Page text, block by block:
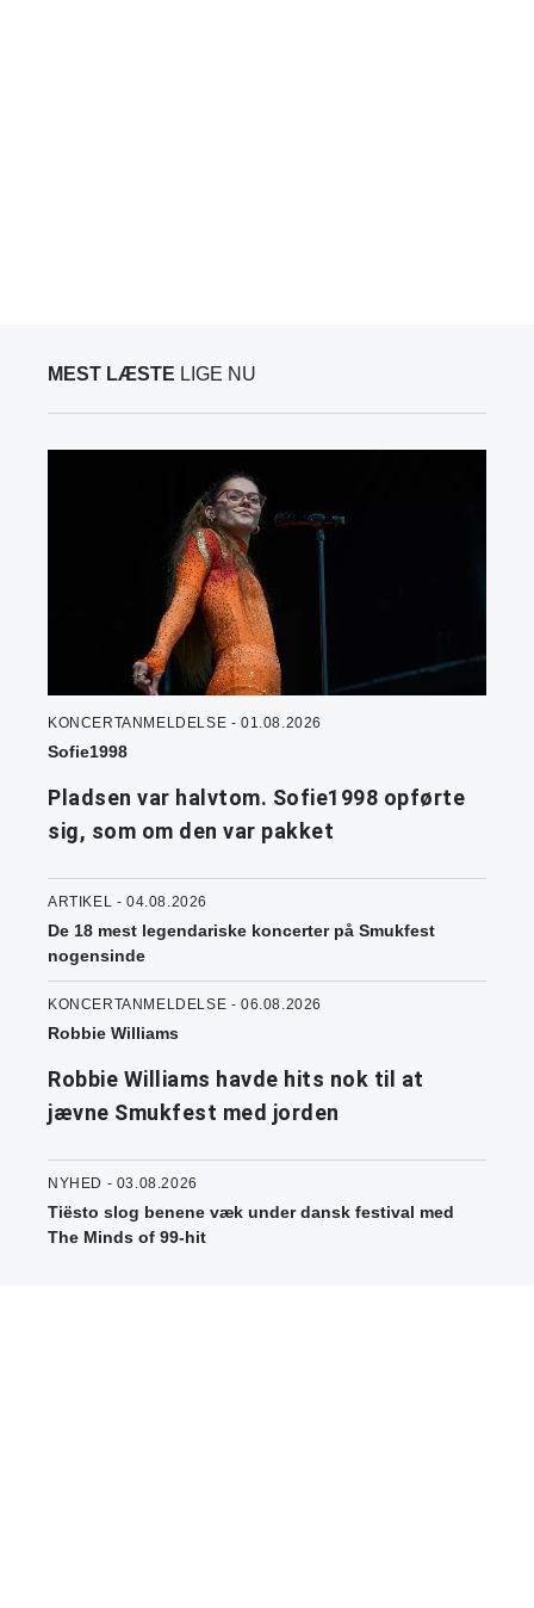
MEST LÆSTE LIGE NU
KONCERTANMELDELSE - 01.08.2026
Sofie1998
Pladsen var halvtom. Sofie1998 opførte
sig, som om den var pakket
ARTIKEL - 04.08.2026
De 18 mest legendariske koncerter på Smukfest
nogensinde
KONCERTANMELDELSE - 06.08.2026
Robbie Williams
Robbie Williams havde hits nok til at
jævne Smukfest med jorden
NYHED - 03.08.2026
Tiësto slog benene væk under dansk festival med
The Minds of 99-hit